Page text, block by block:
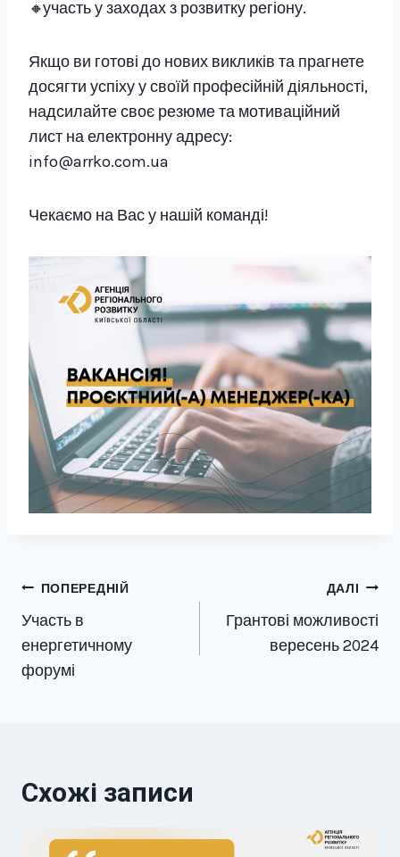
участь у заходах з розвитку регіону.
Якщо ви готові до нових викликів та прагнете
досягти успіху у своїй професійній діяльності,
надсилайте своє резюме та мотиваційний
лист на електронну адресу:
info@arrko.com.ua
Чекаємо на Вас у нашій команді!
ПОПЕРЕДНІЙ
Участь в
енергетичному
форумі
ДАЛІ
Грантові можливості
вересень 2024
Схожі записи